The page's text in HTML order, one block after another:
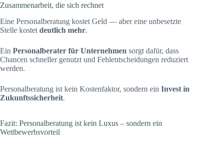
Zusammenarbeit, die sich rechnet
Eine Personalberatung kostet Geld — aber eine unbesetzte
Stelle kostet deutlich mehr.
Ein Personalberater für Unternehmen sorgt dafür, dass
Chancen schneller genutzt und Fehlentscheidungen reduziert
werden.
Personalberatung ist kein Kostenfaktor, sondern ein Invest in
Zukunftssicherheit.
Fazit: Personalberatung ist kein Luxus – sondern ein
Wettbewerbsvorteil